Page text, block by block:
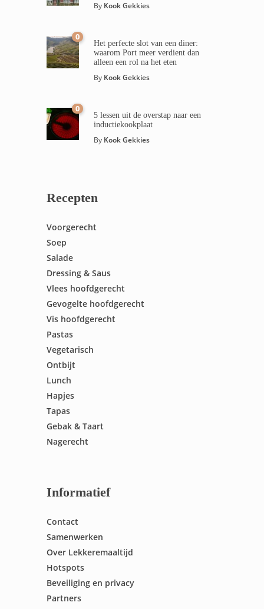
By Kook Gekkies
0
Het perfecte slot van een diner:
waarom Port meer verdient dan
alleen een rol na het eten
By Kook Gekkies
0
5 lessen uit de overstap naar een
inductiekookplaat
By Kook Gekkies
Recepten
Voorgerecht
Soep
Salade
Dressing & Saus
Vlees hoofdgerecht
Gevogelte hoofdgerecht
Vis hoofdgerecht
Pastas
Vegetarisch
Ontbijt
Lunch
Hapjes
Tapas
Gebak & Taart
Nagerecht
Informatief
Contact
Samenwerken
Over Lekkeremaaltijd
Hotspots
Beveiliging en privacy
Partners